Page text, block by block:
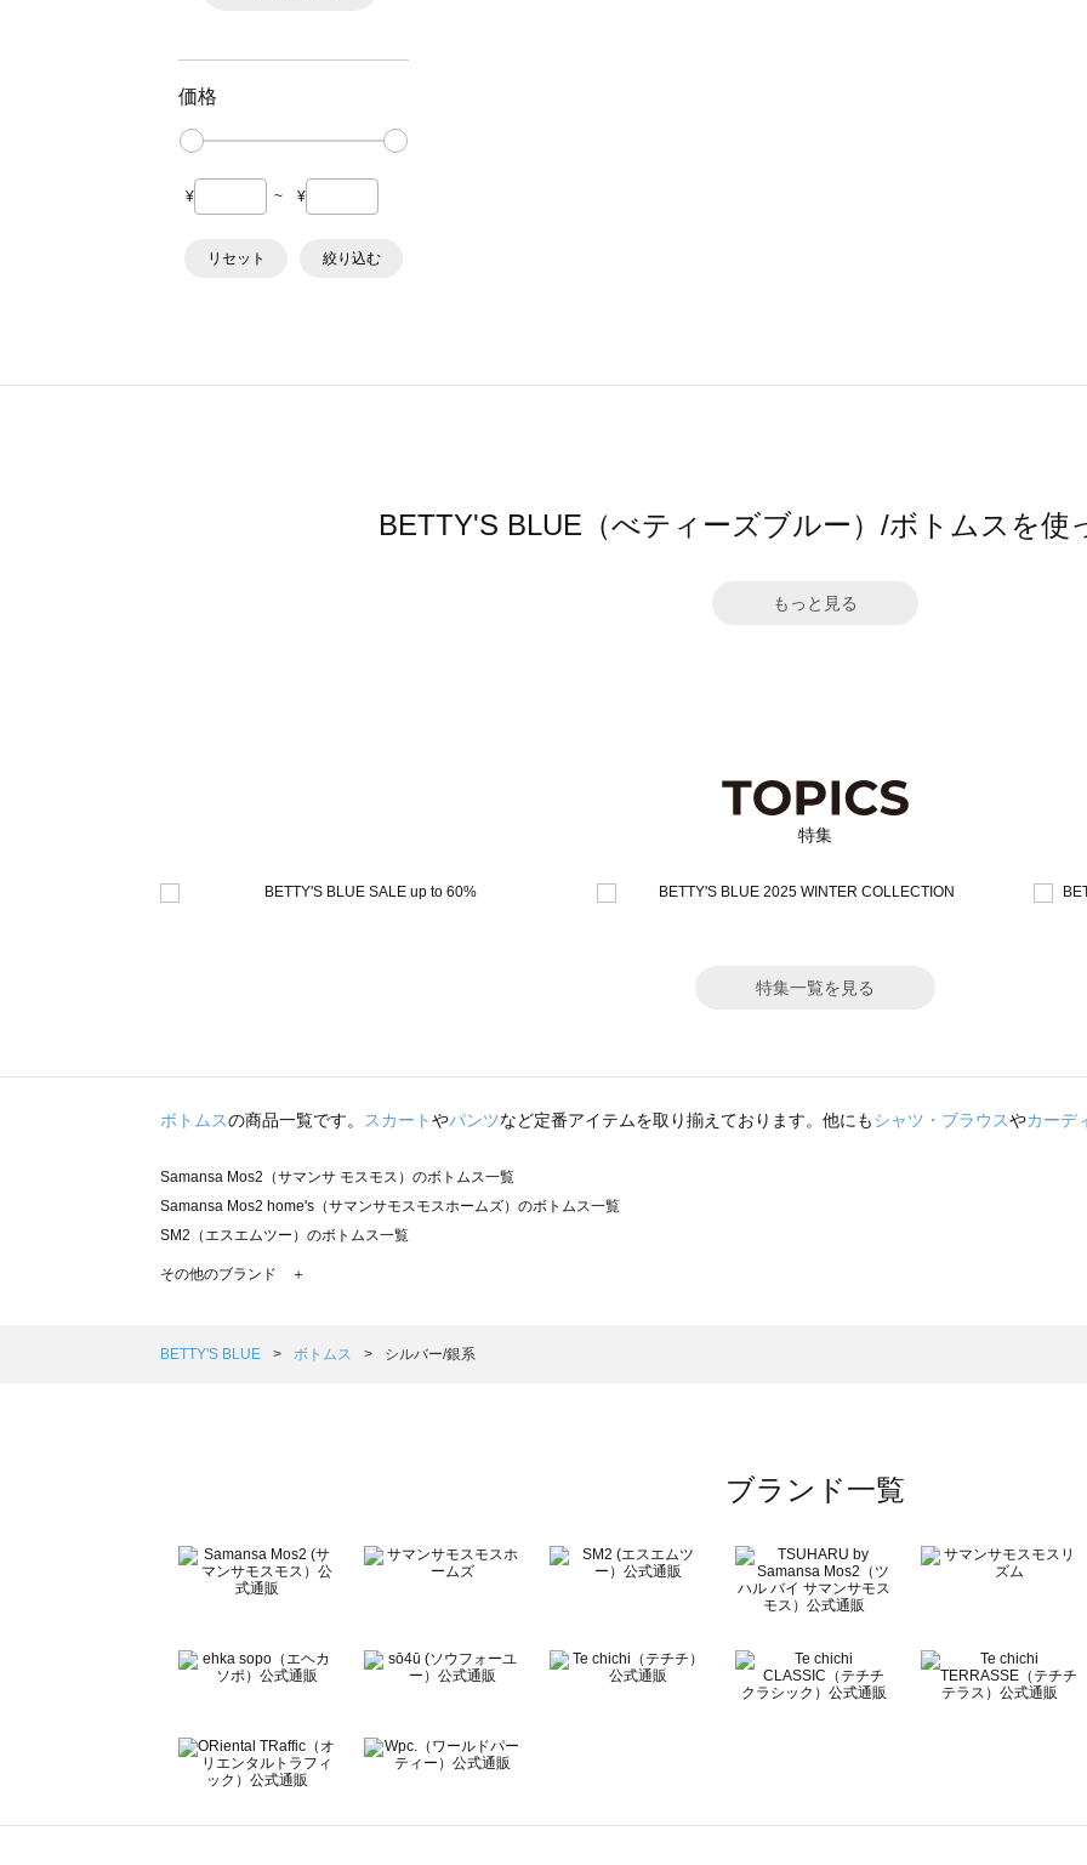
価格
¥ ~ ¥
リセット 絞り込む
BETTY'S BLUE（べティーズブルー）/ボトムスを使
もっと見る
特集
特集一覧を見る
ボトムスの商品一覧です。 スカートやパンツなど定番アイテムを取り揃えております。他にもシャツ・ブラウスやカーデ
Samansa Mos2（サマンサ モスモス）のボトムス一覧
Samansa Mos2 home's（サマンサモスモスホームズ）のボトムス一覧
SM2（エスエムツー）のボトムス一覧
TSUHARU by Samansa Mos2（ツハルバイサマンサモスモス）のボトムス一覧
Samansa Mos2 Lagom（サマンサモスモス ラーゴム）のボトムス一覧
BETTY'S BLUE（べティーズブルー）のボトムス一覧
Wpc.（ワールドパーティー）のボトムス一覧
その他のブランド ＋
BETTY'S BLUE ボトムス シルバー/銀系
ブランド一覧